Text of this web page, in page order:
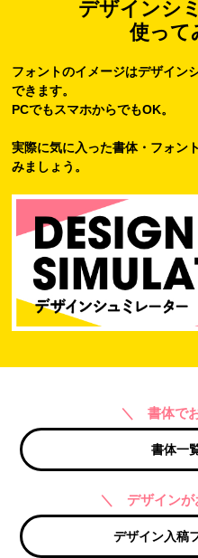
デザインシ
使って
フォントのイメージはデザイン
できます。
PCでもスマホからでもOK。
実際に気に入った書体・フォン
みましょう。
＼ 書体で
書体一
＼ デザイン
デザイン入稿